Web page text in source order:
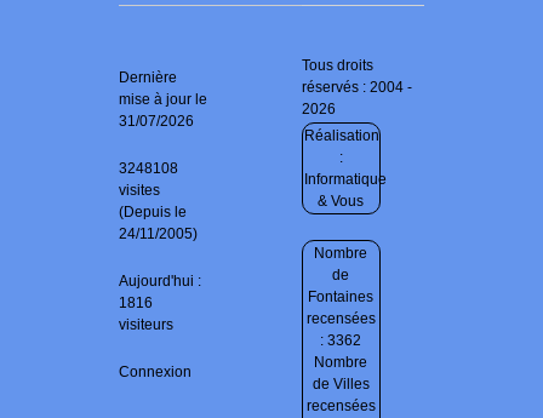
Dernière
mise à jour le
31/07/2026
3248108
visites
(Depuis le
24/11/2005)
Aujourd'hui :
1816
visiteurs
Connexion
Tous droits
réservés : 2004 -
2026
Réalisation
:
Informatique
& Vous
Nombre
de
Fontaines
recensées
: 3362
Nombre
de Villes
recensées